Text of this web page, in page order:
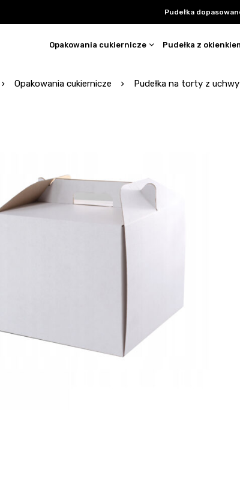
Pudełka
Opakowania cukiernicze Pudełka z
Opakowania cukiernicze Pudełka na torty z